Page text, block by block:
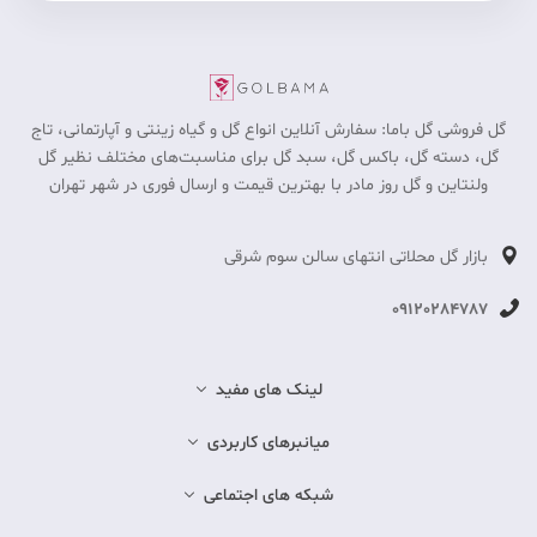
گل فروشی گل باما: سفارش آنلاین انواع گل و گیاه زینتی و آپارتمانی، تاج
گل، دسته گل، باکس گل، سبد گل برای مناسبت‎‌های مختلف نظیر گل
ولنتاین و گل روز مادر با بهترین قیمت و ارسال فوری در شهر تهران
بازار گل محلاتی انتهای سالن سوم شرقی
09120284787
لینک های مفید
میانبرهای کاربردی
شبکه های اجتماعی